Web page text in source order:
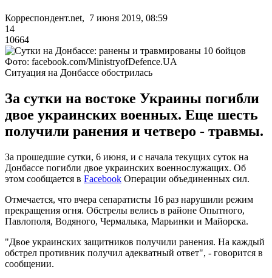
Корреспондент.net, 7 июня 2019, 08:59
14
10664
Фото: facebook.com/MinistryofDefence.UA
Ситуация на Донбассе обострилась
За сутки на востоке Украины погибли
двое украинских военных. Еще шесть
получили ранения и четверо - травмы.
За прошедшие сутки, 6 июня, и с начала текущих суток на
Донбассе погибли двое украинских военнослужащих. Об
этом сообщается в Facebook Операции объединенных сил.
Отмечается, что вчера сепаратисты 16 раз нарушили режим
прекращения огня. Обстрелы велись в районе Опытного,
Павлополя, Водяного, Чермалыка, Марьинки и Майорска.
"Двое украинских защитников получили ранения. На каждый
обстрел противник получил адекватный ответ", - говорится в
сообщении.